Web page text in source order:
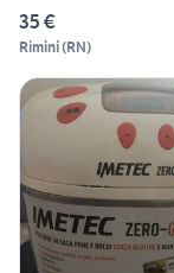
35 €
Rimini(RN)